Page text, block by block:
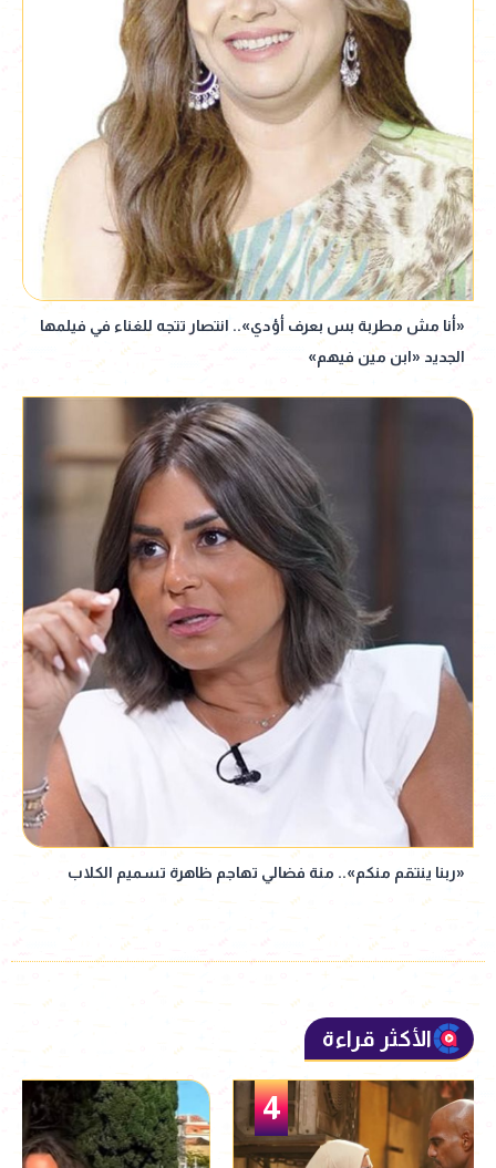
«أنا مش مطربة بس بعرف أؤدي».. انتصار تتجه للغناء في فيلمها
الجديد «ابن مين فيهم»
«ربنا ينتقم منكم».. منة فضالي تهاجم ظاهرة تسميم الكلاب
الأكثر قراءة
5